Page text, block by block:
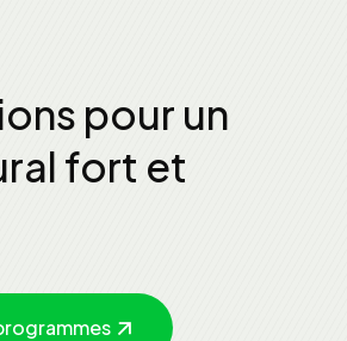
pour un
fort et